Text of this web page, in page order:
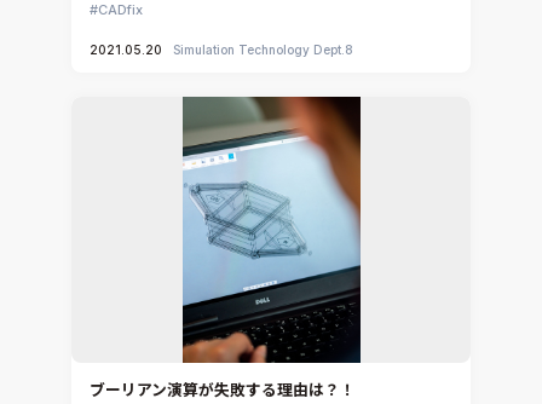
CADfix
2021.05.20 Simulation Technology Dept.8
ブーリアン演算が失敗する理由は？！